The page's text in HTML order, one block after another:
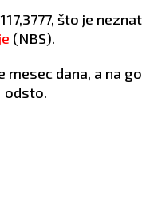
što je
(NBS).
mesec dana, a na
odsto.